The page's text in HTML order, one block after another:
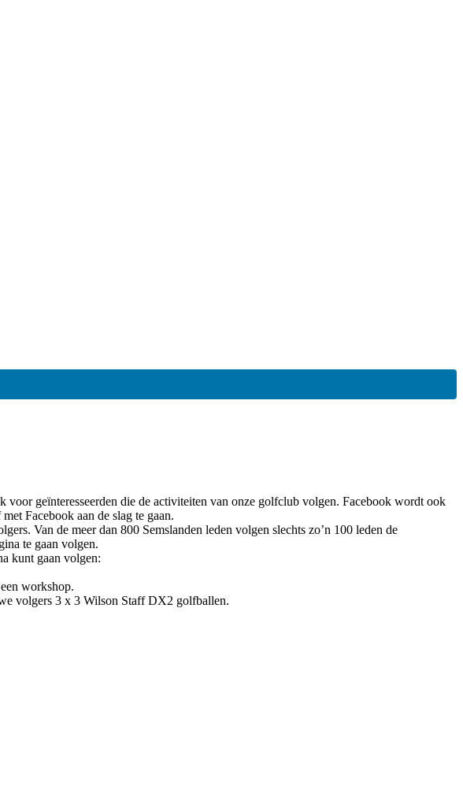
geïnteresseerden die de activiteiten van onze golfclub volgen. Facebook wordt ook
Facebook aan de slag te gaan.
Van de meer dan 800 Semslanden leden volgen slechts zo’n 100 leden de
te gaan volgen.
kunt gaan volgen:
workshop.
volgers 3 x 3 Wilson Staff DX2 golfballen.